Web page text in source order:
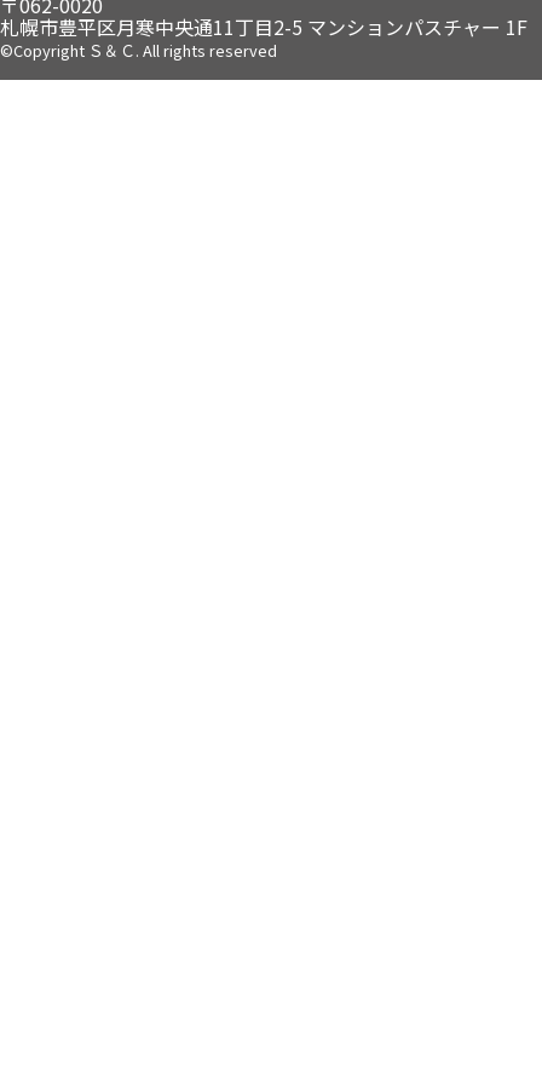
札幌市豊平区月寒中央通11丁目2-5 マンションパスチャー 1F
©Copyright Ｓ＆Ｃ. All rights reserved